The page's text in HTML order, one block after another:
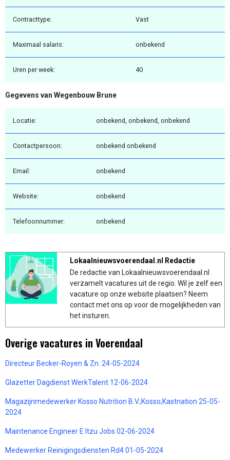
Contracttype: Vast
Maximaal salaris: onbekend
Uren per week: 40
Gegevens van Wegenbouw Brune
Locatie: onbekend, onbekend, onbekend
Contactpersoon: onbekend onbekend
Email: onbekend
Website: onbekend
Telefoonnummer: onbekend
Lokaalnieuwsvoerendaal.nl Redactie
De redactie van Lokaalnieuwsvoerendaal.nl
verzamelt vacatures uit de regio. Wil je zelf een
vacature op onze website plaatsen? Neem
contact met ons op voor de mogelijkheden van
het insturen.
Overige vacatures in Voerendaal
Directeur Becker-Royen & Zn. 24-05-2024
Glazetter Dagdienst WerkTalent 12-06-2024
Magazijnmedewerker Kosso Nutrition B.V.;Kosso;Kastnation 25-05-
2024
Maintenance Engineer E Itzu Jobs 02-06-2024
Medewerker Reinigingsdiensten Rd4 01-05-2024